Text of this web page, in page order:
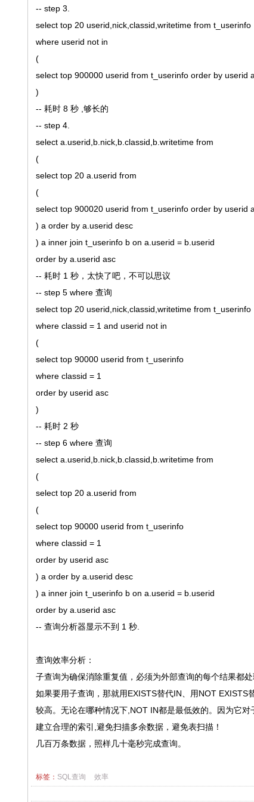
-- step 3.
select top 20 userid,nick,classid,writetime from t_userinfo
where userid not in
(
select top 900000 userid from t_userinfo order by userid
)
-- 耗时 8 秒 ,够长的
-- step 4.
select a.userid,b.nick,b.classid,b.writetime from
(
select top 20 a.userid from
(
select top 900020 userid from t_userinfo order by userid
) a order by a.userid desc
) a inner join t_userinfo b on a.userid = b.userid
order by a.userid asc
-- 耗时 1 秒，太快了吧，不可以思议
-- step 5 where 查询
select top 20 userid,nick,classid,writetime from t_userinfo
where classid = 1 and userid not in
(
select top 90000 userid from t_userinfo
where classid = 1
order by userid asc
)
-- 耗时 2 秒
-- step 6 where 查询
select a.userid,b.nick,b.classid,b.writetime from
(
select top 20 a.userid from
(
select top 90000 userid from t_userinfo
where classid = 1
order by userid asc
) a order by a.userid desc
) a inner join t_userinfo b on a.userid = b.userid
order by a.userid asc
-- 查询分析器显示不到 1 秒.
查询效率分析：
子查询为确保消除重复值，必须为外部查询的每个结果都
如果要用子查询，那就用EXISTS替代IN、用NOT
较高。无论在哪种情况下,NOT IN都是最低效的。因为它对
建立合理的索引,避免扫描多余数据，避免表扫描！
几百万条数据，照样几十毫秒完成查询。
标签： SQL查询 效率